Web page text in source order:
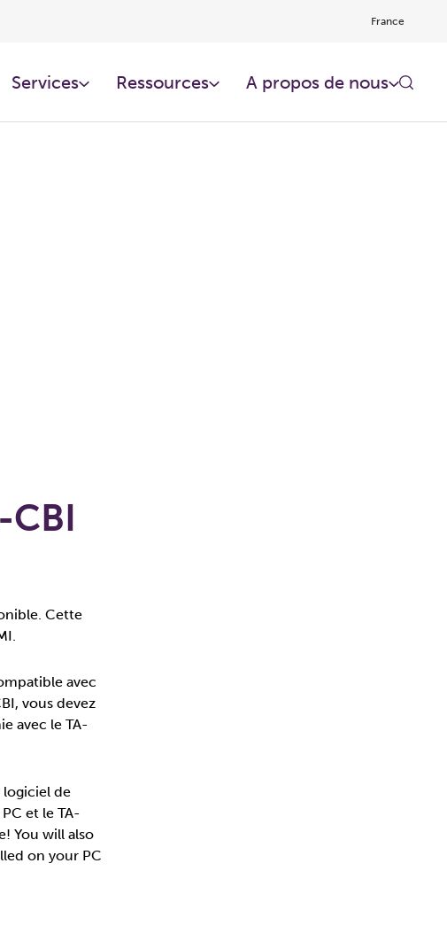
France
Services​ Ressources​ A propos de nous
Cette
avec
vous devez
avec le TA-
logiciel de
et le TA-
You will also
on your PC